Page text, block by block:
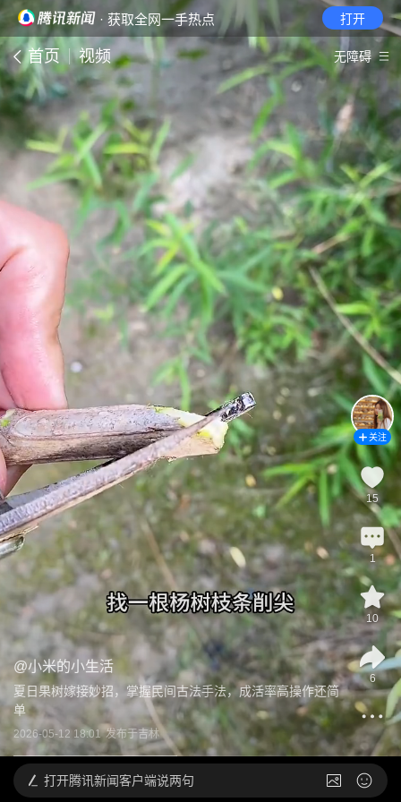
· 获取全网一手热点 打开
首页 视频 无障碍
@小米的小生活
夏日果树嫁接妙招，掌握民间古法手法，成活率高操作还简
单
2026-05-12 18:01 发布于吉林
关注
15
1
10
6
打开腾讯新闻客户端说两句